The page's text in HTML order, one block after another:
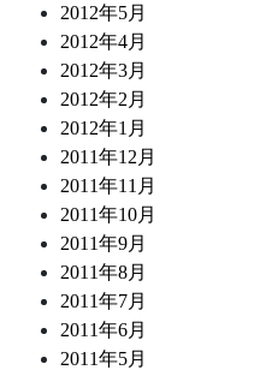
2012年5月
2012年4月
2012年3月
2012年2月
2012年1月
2011年12月
2011年11月
2011年10月
2011年9月
2011年8月
2011年7月
2011年6月
2011年5月